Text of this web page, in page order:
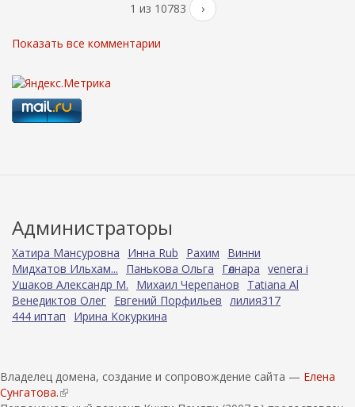
1 из 10783 ›
Показать все комментарии
Администраторы
Хатира Мансуровна Инна Rub Рахим
Винни
Мидхатов Ильхам...
Панькова Ольга Гөлнара venera i
Ушаков Александр М.
Михаил Черепанов
Tatiana Al
Венедиктов Олег Евгений Порфильев лилия317
444 иптап
Ирина Кокуркина
Владелец домена, создание и сопровождение сайта — Елена
Сунгатова.(